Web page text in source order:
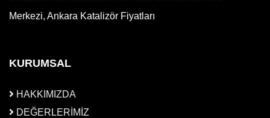
Merkezi, Ankara Katalizör Fiyatları
KURUMSAL
HAKKIMIZDA
DEĞERLERİMİZ